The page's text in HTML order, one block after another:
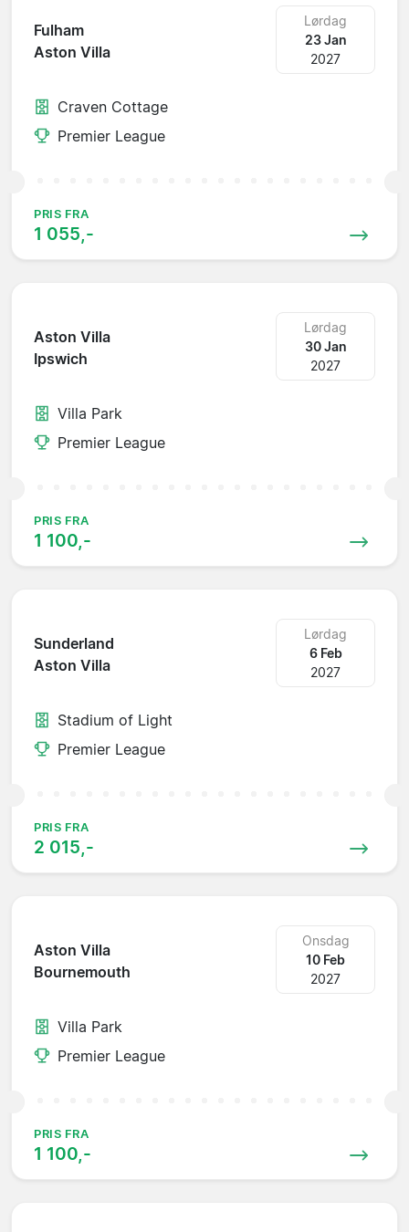
Fulham
Aston Villa
Lørdag
23 Jan
2027
Craven Cottage
Premier League
PRIS FRA
1 055,-
Aston Villa
Ipswich
Lørdag
30 Jan
2027
Villa Park
Premier League
PRIS FRA
1 100,-
Sunderland
Aston Villa
Lørdag
6 Feb
2027
Stadium of Light
Premier League
PRIS FRA
2 015,-
Aston Villa
Bournemouth
Onsdag
10 Feb
2027
Villa Park
Premier League
PRIS FRA
1 100,-